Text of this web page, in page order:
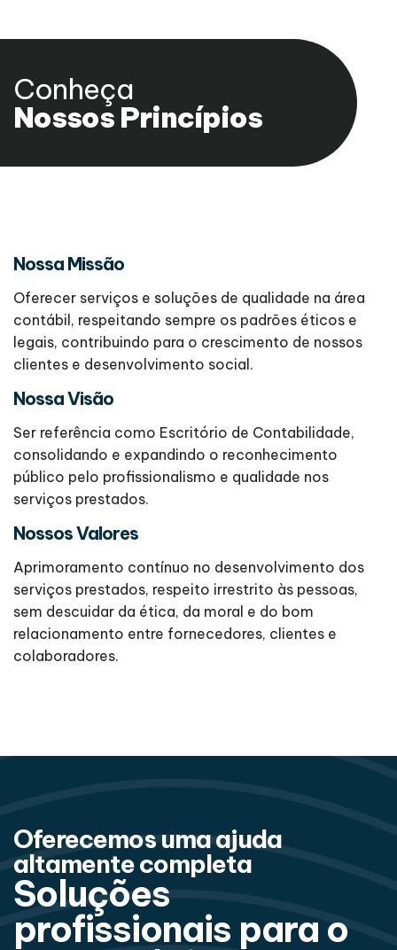
Conheça
Nossos Princípios
Nossa Missão
Oferecer serviços e soluções de qualidade na área
contábil, respeitando sempre os padrões éticos e
legais, contribuindo para o crescimento de nossos
clientes e desenvolvimento social.
Nossa Visão
Ser referência como Escritório de Contabilidade,
consolidando e expandindo o reconhecimento
público pelo profissionalismo e qualidade nos
serviços prestados.
Nossos Valores
Aprimoramento contínuo no desenvolvimento dos
serviços prestados, respeito irrestrito às pessoas,
sem descuidar da ética, da moral e do bom
relacionamento entre fornecedores, clientes e
colaboradores.
Oferecemos uma ajuda
altamente completa
Soluções
profissionais para o